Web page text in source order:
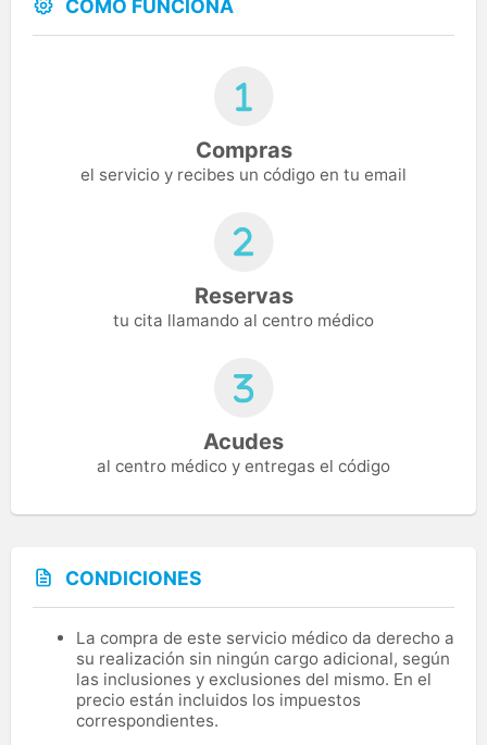
CÓMO FUNCIONA
Compras
el servicio y recibes un código en tu email
Reservas
tu cita llamando al centro médico
Acudes
al centro médico y entregas el código
CONDICIONES
La compra de este servicio médico da derecho a
su realización sin ningún cargo adicional, según
las inclusiones y exclusiones del mismo. En el
precio están incluidos los impuestos
correspondientes.